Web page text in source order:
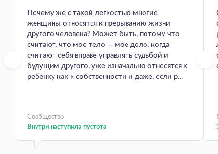
Почему же с такой легкостью многие
женщины относятся к прерыванию жизни
другого человека? Может быть, потому что
считают, что мое тело — мое дело, когда
считают себя вправе управлять судьбой и
будущим другого, уже изначально относятся к
ребенку как к собственности и даже, если р...
Сообщество
Внутри наступила пустота